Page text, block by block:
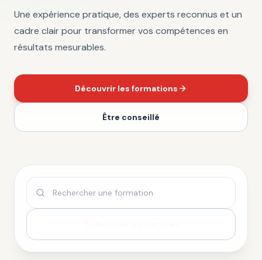
Une expérience pratique, des experts reconnus et un
cadre clair pour transformer vos compétences en
résultats mesurables.
Découvrir les formations
Être conseillé